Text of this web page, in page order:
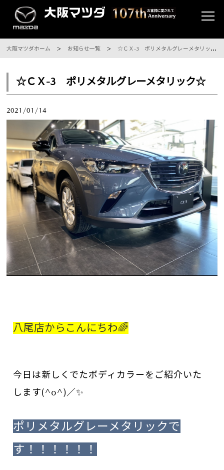
大阪マツダホーム お知らせ一覧 ☆ＣＸ-3 ポリメタルグレーメタリック☆
☆ＣＸ-3 ポリメタルグレーメタリック☆
2021/01/14
八尾店からこんにちわ🌈
今日は新しくでたボディカラーをご紹介いた
します(^o^)／✨
ポリメタルグレーメタリックで
す！！！！！！